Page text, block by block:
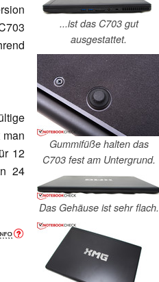
12
24
...ist das C703 gut
ausgestattet.
Gummifüße halten das
C703 fest am Untergrund.
Das Gehäuse ist sehr flach.